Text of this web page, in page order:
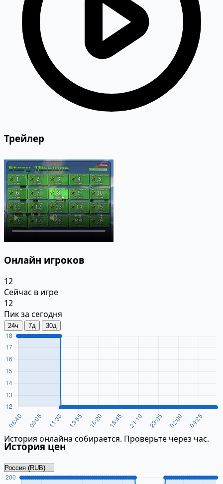
Трейлер
Онлайн игроков
12
Сейчас в игре
12
Пик за сегодня
24ч 7д 30д
История онлайна собирается. Проверьте через час.
История цен